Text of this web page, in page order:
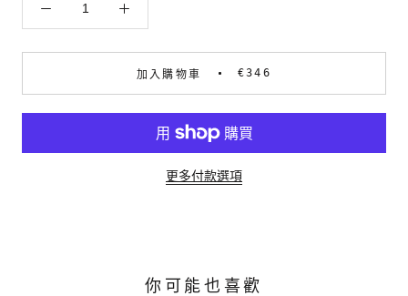
加入購物車 €346
更多付款選項
你可能也喜歡